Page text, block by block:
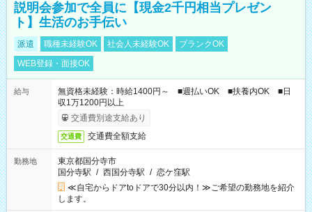
説明会参加で全員に【現金2千円相当プレゼン
ト】生活のお手伝い
派遣 職種未経験OK 社会人未経験OK
ブランクOK
WEB登録・面接OK
給与
無資格未経験：時給1400円～ ■週払いOK ■扶養内OK ■日
収1万1200円以上
交通費別途支給あり
交通費 交通費全額支給
勤務地
東京都国分寺市
国分寺駅 / 西国分寺駅 / 恋ケ窪駅
≪自宅からドアtoドアで30分以内！≫ご希望の勤務地を紹介
します。